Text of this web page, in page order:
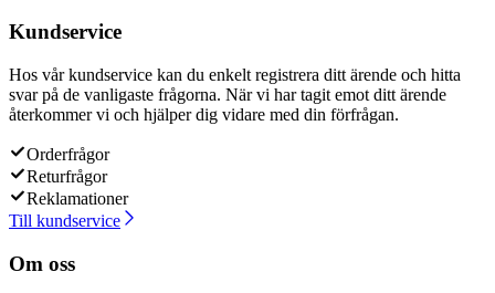
Kundservice
Hos vår kundservice kan du enkelt registrera ditt ärende och hitta
svar på de vanligaste frågorna. När vi har tagit emot ditt ärende
återkommer vi och hjälper dig vidare med din förfrågan.
Orderfrågor
Returfrågor
Reklamationer
Till kundservice
Om oss